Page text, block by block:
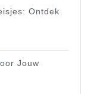
Ontdek
Jouw